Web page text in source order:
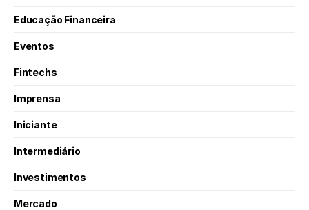
Educação Financeira
Eventos
Fintechs
Imprensa
Iniciante
Intermediário
Investimentos
Mercado